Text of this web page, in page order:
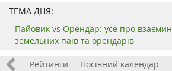
ТЕМА ДНЯ:
Пайовик vs Орендар: усе про
земельних паїв та орендарів
Рейтинги Посівний календар